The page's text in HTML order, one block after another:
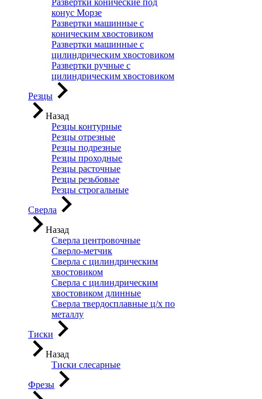
Развертки конические под
конус Морзе
Развертки машинные с
коническим хвостовиком
Развертки машинные с
цилиндрическим хвостовиком
Развертки ручные с
цилиндрическим хвостовиком
Резцы
Назад
Резцы контурные
Резцы отрезные
Резцы подрезные
Резцы проходные
Резцы расточные
Резцы резьбовые
Резцы строгальные
Сверла
Назад
Сверла центровочные
Сверло-метчик
Сверла с цилиндрическим
хвостовиком
Сверла с цилиндрическим
хвостовиком длинные
Сверла твердосплавные ц/х по
металлу
Тиски
Назад
Тиски слесарные
Фрезы